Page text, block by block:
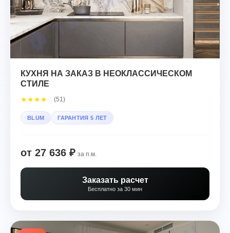
КУХНЯ НА ЗАКАЗ В НЕОКЛАССИЧЕСКОМ
СТИЛЕ
★★★★ (51)
BLUM ГАРАНТИЯ 5 ЛЕТ
от 27 636 ₽ за п.м.
Заказать расчет
Бесплатно за 30 мин